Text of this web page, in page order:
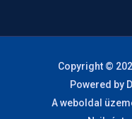
Copyright ©
Powered by
A weboldal